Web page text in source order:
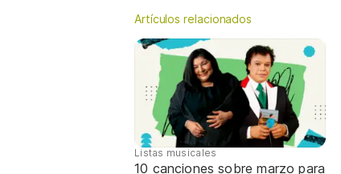
Artículos relacionados
Listas musicales
10 canciones sobre marzo para